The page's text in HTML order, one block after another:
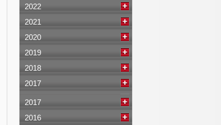
2022
2021
2020
2019
2018
2017
2017
2016